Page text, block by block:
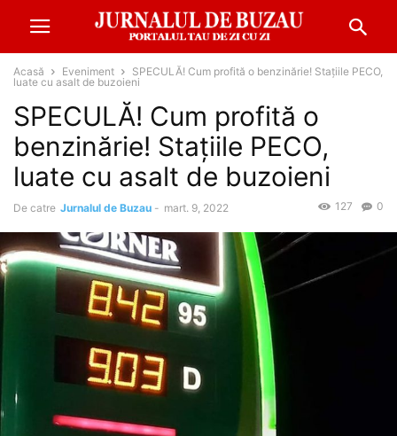
Acasă Eveniment
SPECULĂ! Cum profită o benzinărie! Stațiile PECO,
luate cu asalt de buzoieni
SPECULĂ! Cum profită o
benzinărie! Stațiile PECO,
luate cu asalt de buzoieni
De catre Jurnalul de Buzau - mart. 9, 2022 0
127